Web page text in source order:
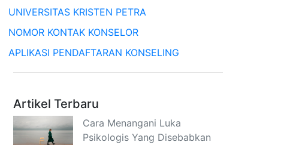
UNIVERSITAS KRISTEN PETRA
NOMOR KONTAK KONSELOR
APLIKASI PENDAFTARAN KONSELING
Artikel Terbaru
Cara Menangani Luka
Psikologis Yang Disebabkan